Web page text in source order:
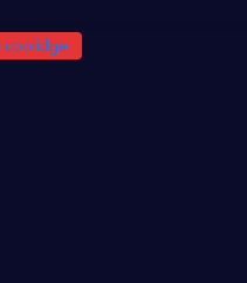
coolidge